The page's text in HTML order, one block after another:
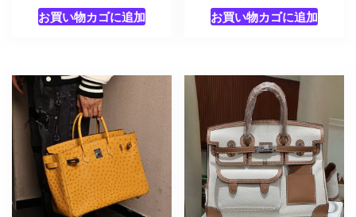
お買い物カゴに追加 お買い物カゴに追加